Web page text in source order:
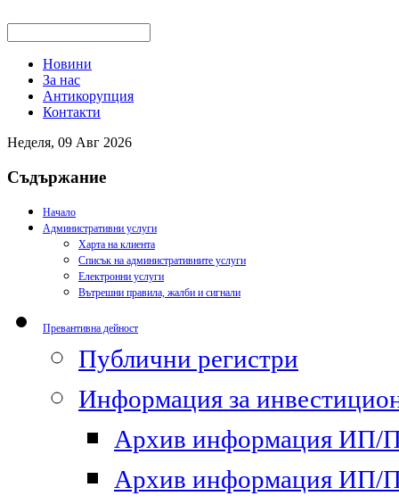
Новини
За нас
Антикорупция
Контакти
Неделя, 09 Авг 2026
Съдържание
Начало
Административни услуги
Харта на клиента
Списък на административните услуги
Електронни услуги
Вътрешни правила, жалби и сигнали
Превантивна дейност
Публични регистри
Информация за
Архив информация ИП/
Архив информация ИП/